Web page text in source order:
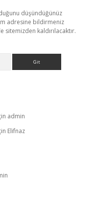
düşündüğünüz
adresine bildirmeniz
kaldırılacaktır.
admin
Elifnaz